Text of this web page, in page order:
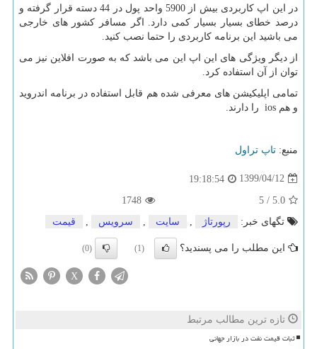
در این اپ کاربردی بیش از 5900 واحد پول در 44 دسته قرار گرفته و
درصد خطای بسیار بسیار کمی دارد. اگر مسافر کشور های خارجی
می باشید این برنامه کاربردی را حتما نصب کنید.
از دیگر ویژگی های این اپ این می باشد که به صورت افلاین نیز می
توان از آن استفاده کرد.
تمامی اپلیکیشن های معرفی شده هم قابل استفاده در برنامه اندروید
و هم ios را دارند.
منبع: تاپ تراول
1399/04/12
19:18:54
5.0
/
5
1748
تگهای خبر:
رپورتاژ , سایت , سرویس , قیمت
این مطلب را می پسندید؟ (1)
(0)
X
تازه ترین مطالب مرتبط
ثبات قیمت نفت در بازار جهانی